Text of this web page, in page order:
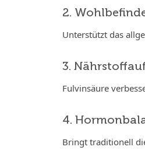
2.
Unterstützt das
3.
Fulvinsäure
4.
Bringt traditionell